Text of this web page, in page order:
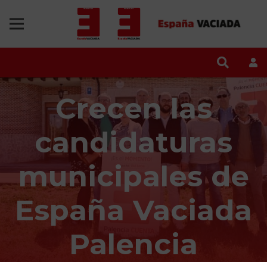
Crecen las
candidaturas
municipales de
España Vaciada
Palencia